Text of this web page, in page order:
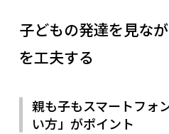
子どもの発達を見な
を工夫する
親も子もスマートフォ
い方」がポイント